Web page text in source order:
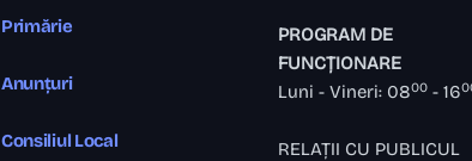
Primărie
Anunțuri
Consiliul Local
PROGRAM DE
FUNCȚIONARE
Luni - Vineri: 0800- 16
RELAȚII CU PUBLICUL